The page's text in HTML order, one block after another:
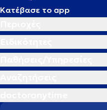
Κατέβασε το app